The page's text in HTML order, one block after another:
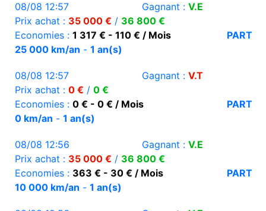
08/08 12:57 Gagnant : V.E
Prix achat : 35 000 € / 36 800 €
Economies : 1 317 € - 110 € / Mois
PART
25 000 km/an - 1 an(s)
08/08 12:57 Gagnant : V.T
Prix achat : 0 € / 0 €
Economies : 0 € - 0 € / Mois
PART
0 km/an - 1 an(s)
08/08 12:56 Gagnant : V.E
Prix achat : 35 000 € / 36 800 €
Economies : 363 € - 30 € / Mois
PART
10 000 km/an - 1 an(s)